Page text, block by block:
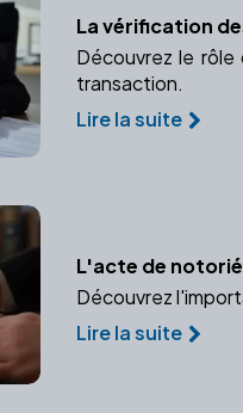
La vérification
Découvrez le
transaction.
Lire la suite
L'acte de
Découvrez
Lire la suite